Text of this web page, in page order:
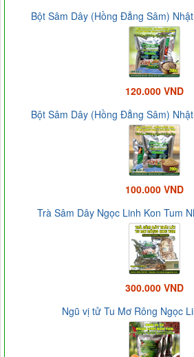
Bột Sâm Dây (Hồng Đẳng Sâm)
120.000 VND
Bột Sâm Dây (Hồng Đẳng Sâm)
100.000 VND
Trà Sâm Dây Ngọc Linh Kon Tum
300.000 VND
Ngũ vị tử Tu Mơ Rông Ngọc